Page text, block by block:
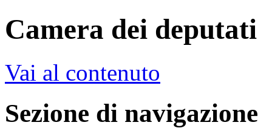
Camera dei deputati
Vai al contenuto
Sezione di navigazione